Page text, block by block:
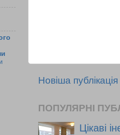
Новіша публікація
ПОПУЛЯРНІ
Цікаві